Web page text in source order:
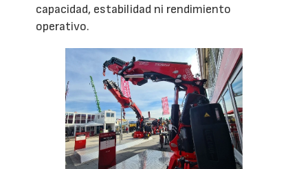
capacidad, estabilidad ni rendimiento
operativo.